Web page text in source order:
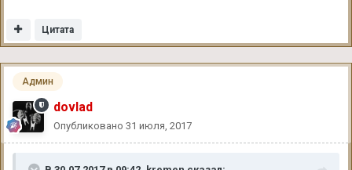
Цитата
Админ
dovlad
Опубликовано 31 июля, 2017